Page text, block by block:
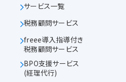
サービス一覧
税務顧問サービス
freee導入指導付き
税務顧問サービス
BPO支援サービス
(経理代行)